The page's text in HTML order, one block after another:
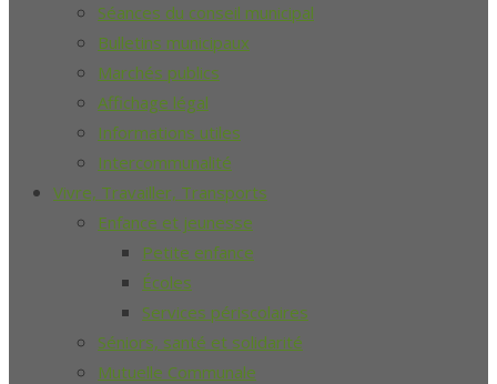
Séances du conseil municipal
Bulletins municipaux
Marchés publics
Affichage légal
Informations utiles
Intercommunalité
Vivre, Travailler, Transports
Enfance et jeunesse
Petite enfance
Écoles
Services périscolaires
Séniors, santé et solidarité
Mutuelle Communale